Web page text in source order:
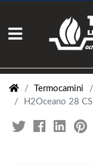
Termocamini
H2Oceano 28 CS